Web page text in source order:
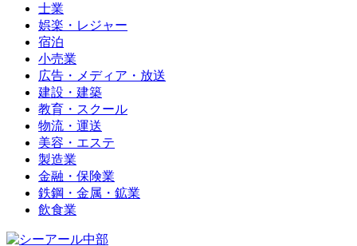
士業
娯楽・レジャー
宿泊
小売業
広告・メディア・放送
建設・建築
教育・スクール
物流・運送
美容・エステ
製造業
金融・保険業
鉄鋼・金属・鉱業
飲食業